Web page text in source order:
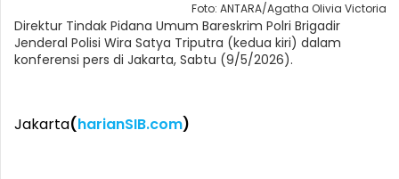
Foto: ANTARA/Agatha Olivia Victoria
Direktur Tindak Pidana Umum Bareskrim Polri Brigadir
Jenderal Polisi Wira Satya Triputra (kedua kiri) dalam
konferensi pers di Jakarta, Sabtu (9/5/2026).
Jakarta(harianSIB.com)